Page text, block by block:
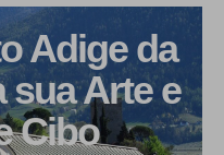
Adige da
Arte e
Cibo